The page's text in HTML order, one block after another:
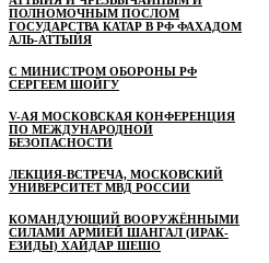
ПОЛНОМОЧНЫМ ПОСЛОМ
ГОСУДАРСТВА КАТАР В РФ ФАХАДОМ
АЛЬ-АТТЫЙЯ
С МИНИСТРОМ ОБОРОНЫ РФ
СЕРГЕЕМ ШОЙГУ
V-АЯ МОСКОВСКАЯ КОНФЕРЕНЦИЯ
ПО МЕЖДУНАРОДНОЙ
БЕЗОПАСНОСТИ
ЛЕКЦИЯ-ВСТРЕЧА, МОСКОВСКИЙ
УНИВЕРСИТЕТ МВД РОССИИ
КОМАНДУЮЩИЙ ВООРУЖЁННЫМИ
СИЛАМИ АРМИЕЙ ШАНГАЛ (ИРАК-
ЕЗИДЫ) ХАЙДАР ШЕШО